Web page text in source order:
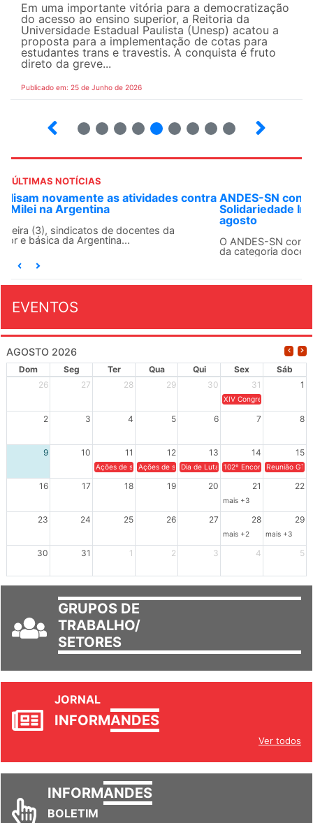
Em uma importante vitória para a democratização
do acesso ao ensino superior, a Reitoria da
Universidade Estadual Paulista (Unesp) acatou a
proposta para a implementação de cotas para
estudantes trans e travestis. A conquista é fruto
direto da greve...
Publicado em: 25 de Junho de 2026
ÚLTIMAS NOTÍCIAS
ANDES-SN convoca docentes para Dia de
Solidariedade Internacionalista com Cuba em 13 de
O ANDES-SN conclama suas seções sindicais e o conjunto
da categoria docente a construírem, no dia...
EVENTOS
AGOSTO 2026
Dom Seg Ter Qua Qui Sex
Sáb
26
27 28 29 30 31 1
XIV Congresso Brasileiro
2 3 4 5 6 7 8
9 10 11 12 13 14 15
Ações de solidariedade a Cuba no Rio Grande do Sul - 100
Ações de solidariedade a Cuba no Rio Grande do
Dia de Luta em Defesa de Cuba e da
102º Encontro da
Reunião
16 17 18 19 20 21 22
mais +3
23 24 25 26 27 28 29
mais +2 mais +3
30 31 1 2 3 4 5
GRUPOS DE
TRABALHO/
SETORES
JORNAL
INFORMANDES
Ver todos
INFORMANDES
BOLETIM